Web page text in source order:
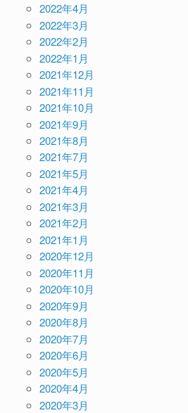
2022年4月
2022年3月
2022年2月
2022年1月
2021年12月
2021年11月
2021年10月
2021年9月
2021年8月
2021年7月
2021年5月
2021年4月
2021年3月
2021年2月
2021年1月
2020年12月
2020年11月
2020年10月
2020年9月
2020年8月
2020年7月
2020年6月
2020年5月
2020年4月
2020年3月